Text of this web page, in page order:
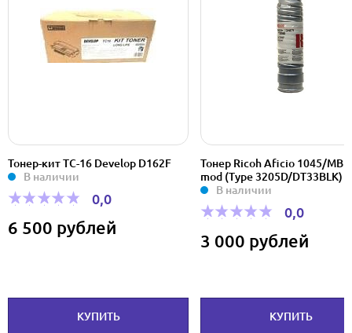
Тонер-кит ТС-16 Develop D162F
В наличии
0,0
6 500 рублей
КУПИТЬ
Тонер Ricoh Aficio 1045/MB
mod (Type 3205D/DT33BLK) о
В наличии
0,0
3 000 рублей
КУПИТЬ